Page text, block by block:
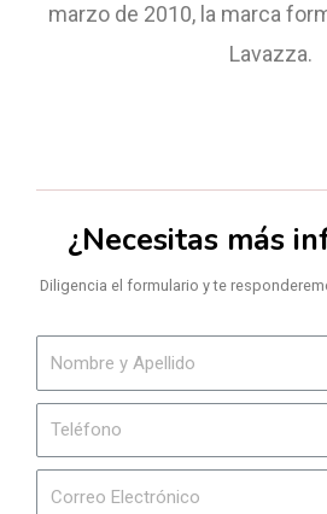
marzo de 2010, la marca
Lavazza.
¿Necesitas más
Diligencia el formulario y te